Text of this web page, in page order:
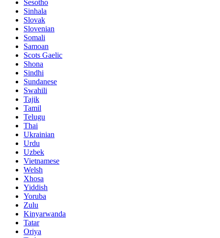
Sesotho
Sinhala
Slovak
Slovenian
Somali
Samoan
Scots Gaelic
Shona
Sindhi
Sundanese
Swahili
Tajik
Tamil
Telugu
Thai
Ukrainian
Urdu
Uzbek
Vietnamese
Welsh
Xhosa
Yiddish
Yoruba
Zulu
Kinyarwanda
Tatar
Oriya